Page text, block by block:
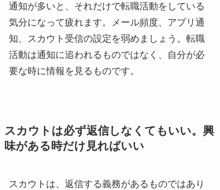
通知が多いと、それだけで転職活動をしている
気分になって疲れます。メール頻度、アプリ通
知、スカウト受信の設定を弱めましょう。転職
活動は通知に追われるものではなく、自分が必
要な時に情報を見るものです。
スカウトは必ず返信しなくてもいい。興
味がある時だけ見ればいい
スカウトは、返信する義務があるものではあり